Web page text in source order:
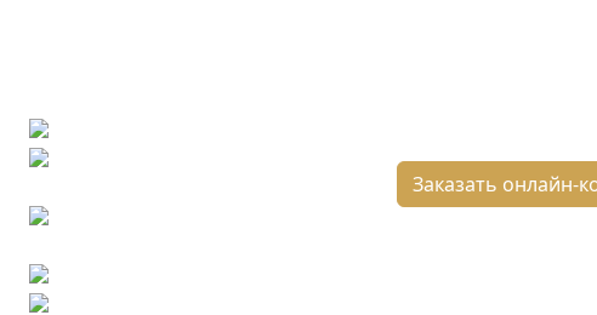
Бесплатный 3D-проект
Демонстрация плитки
Подбор аналогов по вашим
Расчет плитки и раскладка
Подбор вариантов под ваш
Заказать онлайн-